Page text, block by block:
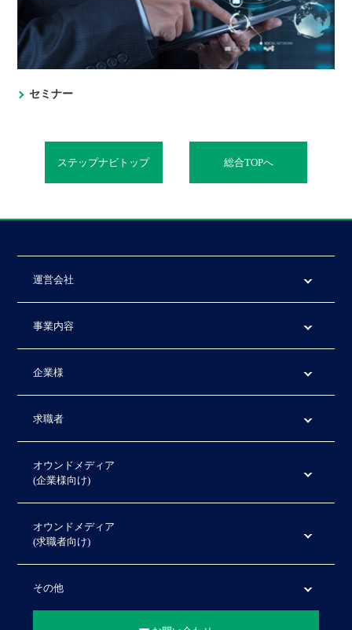
セミナー
ステップナビトップ 総合TOPへ
運営会社
事業内容
企業様
求職者
オウンドメディア
(企業様向け)
オウンドメディア
(求職者向け)
その他